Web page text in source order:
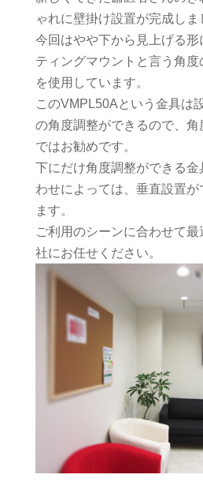
ゃれに壁掛け設置が完成しま
今回はやや下から見上げる
ティングマウントと言う角
を使用しています。
このVMPL50Aという金具は
の角度調整ができるので、
ではお勧めです。
下にだけ角度調整ができる
わせによっては、垂直設置が
ます。
ご利用のシーンに合わせて
社にお任せください。